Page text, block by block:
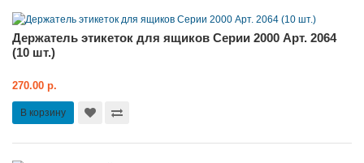
Держатель этикеток для ящиков Серии 2000 Арт. 2064
(10 шт.)
270.00 р.
В корзину